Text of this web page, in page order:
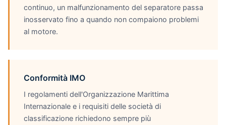
continuo, un malfunzionamento del separatore passa
inosservato fino a quando non compaiono problemi
al motore.
Conformità IMO
I regolamenti dell'Organizzazione Marittima
Internazionale e i requisiti delle società di
classificazione richiedono sempre più